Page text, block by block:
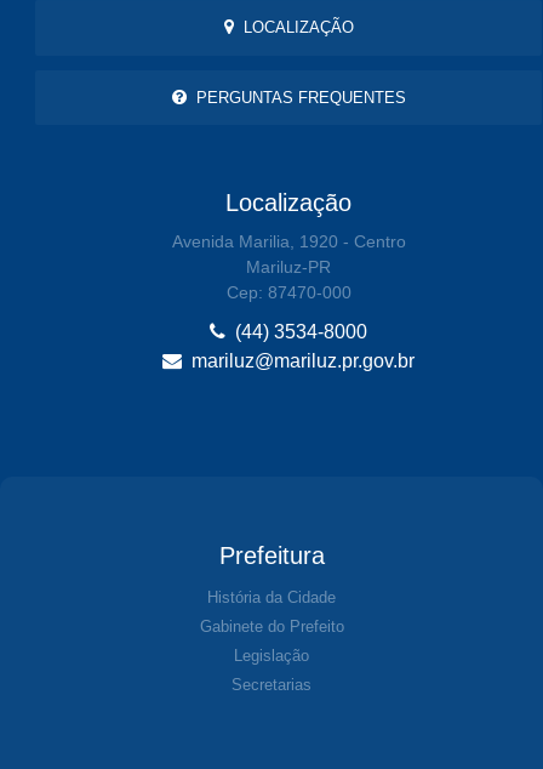
LOCALIZAÇÃO
PERGUNTAS FREQUENTES
Localização
Avenida Marilia, 1920 - Centro
Mariluz-PR
Cep: 87470-000
(44) 3534-8000
mariluz@mariluz.pr.gov.br
Prefeitura
História da Cidade
Gabinete do Prefeito
Legislação
Secretarias